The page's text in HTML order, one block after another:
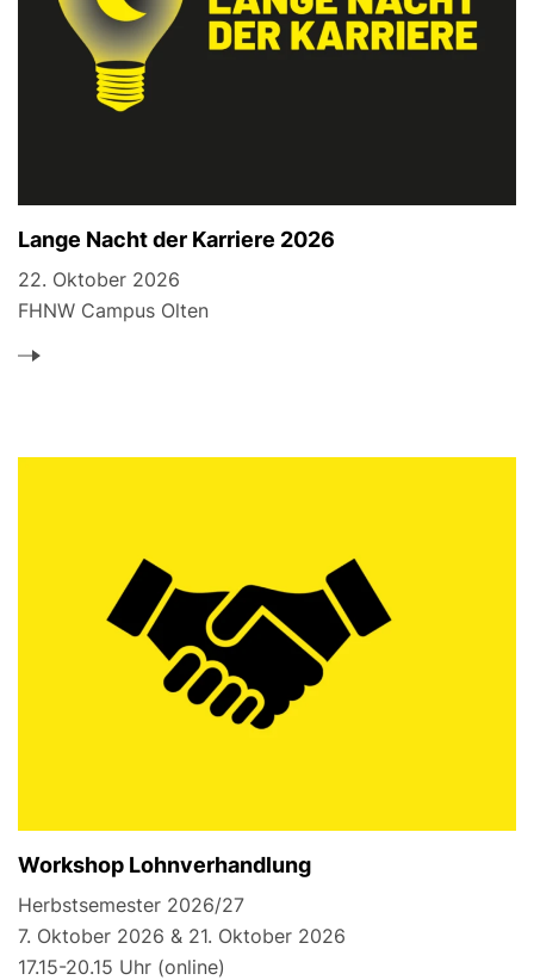
Lange Nacht der Karriere 2026
22. Oktober 2026
FHNW Campus Olten
Workshop Lohnverhandlung
Herbstsemester 2026/27
7. Oktober 2026 & 21. Oktober 2026
17.15-20.15 Uhr (online)